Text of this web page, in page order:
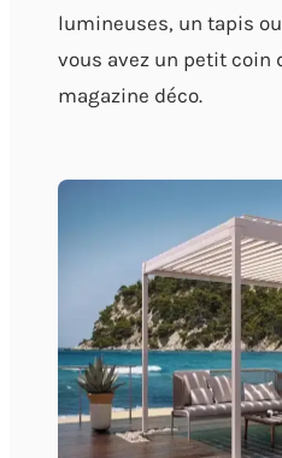
lumineuses, un tapis
vous avez un petit coin
magazine déco.